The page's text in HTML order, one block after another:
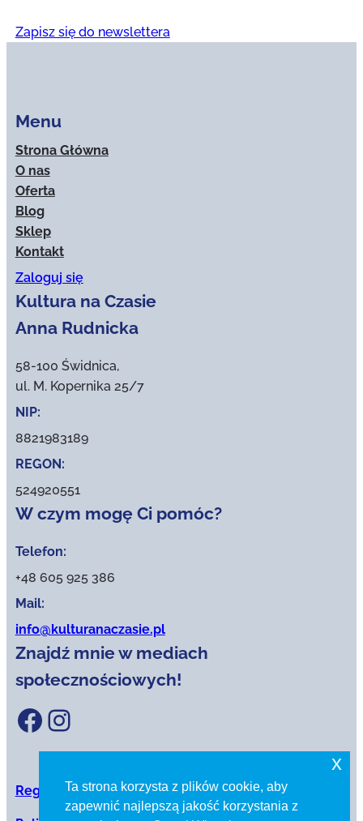
Zapisz się do newslettera
Menu
Strona Główna
O nas
Oferta
Blog
Sklep
Kontakt
Zaloguj się
Kultura na Czasie
Anna Rudnicka
58-100 Świdnica,
ul. M. Kopernika 25/7
NIP:
8821983189
REGON:
524920551
W czym mogę Ci pomóc?
Telefon:
+48 605 925 386
Mail:
info@kulturanaczasie.pl
Znajdź mnie w mediach
społecznościowych!
Facebook Instagram
Regulamin sklepu internetowego
Ta strona korzysta z plików cookie, aby
zapewnić najlepszą jakość korzystania z
x